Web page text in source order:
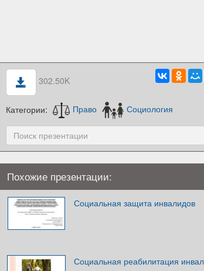
302.50K
Категории: Право Социология
Похожие презентации:
Социальная защита инвалидов
Социальная реабилитация